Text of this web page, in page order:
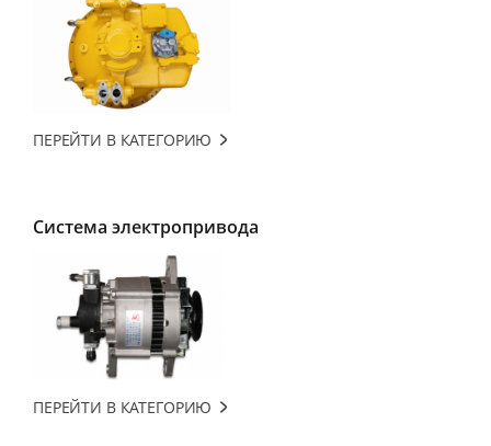
ПЕРЕЙТИ В КАТЕГОРИЮ
Система электропривода
ПЕРЕЙТИ В КАТЕГОРИЮ